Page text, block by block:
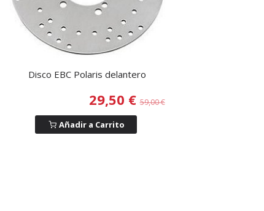
Disco EBC Polaris delantero
29,50 €59,00 €
Añadir a Carrito